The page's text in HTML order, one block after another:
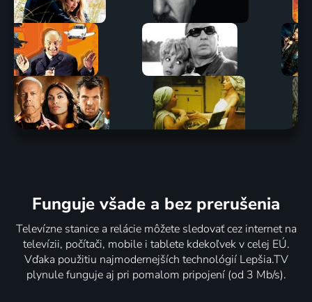
Funguje všade a bez prerušenia
Televízne stanice a relácie môžete sledovať cez internet na
televízii, počítači, mobile i tablete kdekoľvek v celej EÚ.
Vďaka použitiu najmodernejších technológií Lepšia.TV
plynule funguje aj pri pomalom pripojení (od 3 Mb/s).